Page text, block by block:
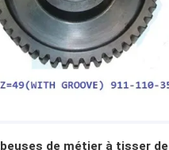
de métier à tisser de